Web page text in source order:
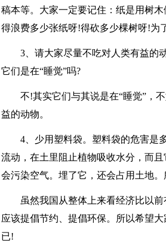
稿本等。大家一定要记住：纸是用树
得浪费多少张纸呀!得砍多少棵树呀!为
3、请大家尽量不吃对人类有益的
它们是在“睡觉”吗?
不!其实它们与其说是在“睡觉”，
益的动物。
4、少用塑料袋。塑料袋的危害是
流动，在土里阻止植物吸收水分，而
会污染空气。埋了它，还会占用土地。
虽然我国从整体上来看经济比以
应该提倡节约、提倡环保。所以希望
已!